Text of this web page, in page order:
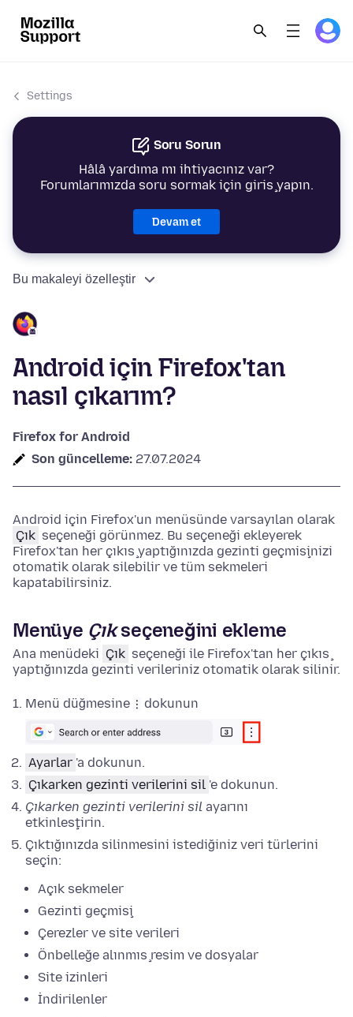
Settings
Soru Sorun
Hâlâ yardıma mı ihtiyacınız var?
Forumlarımızda soru sormak için giriş yapın.
Devam et
Bu makaleyi özelleştir
Android için Firefox'tan
nasıl çıkarım?
Firefox for Android
Son güncelleme: 27.07.2024
Android için Firefox'un menüsünde varsayılan olarak
Çık seçeneği görünmez. Bu seçeneği ekleyerek
Firefox'tan her çıkış yaptığınızda gezinti geçmişinizi
otomatik olarak silebilir ve tüm sekmeleri
kapatabilirsiniz.
Menüye Çıkseçeneğini ekleme
Ana menüdeki Çık seçeneği ile Firefox'tan her çıkış
yaptığınızda gezinti verileriniz otomatik olarak silinir.
Menü düğmesine dokunun
Ayarlar 'a dokunun.
Çıkarken gezinti verilerini sil 'e dokunun.
Çıkarken gezinti verilerini sil ayarını
etkinleştirin.
Çıktığınızda silinmesini istediğiniz veri türlerini
seçin:
Açık sekmeler
Gezinti geçmişi
Çerezler ve site verileri
Önbelleğe alınmış resim ve dosyalar
Site izinleri
İndirilenler